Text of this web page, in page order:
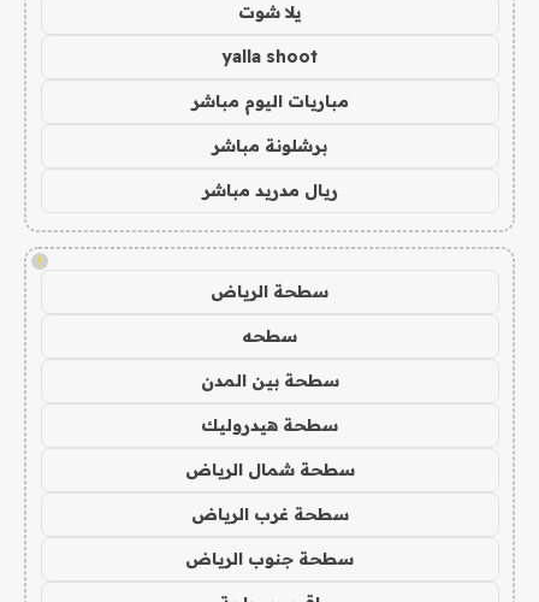
يلا شوت
yalla shoot
مباريات اليوم مباشر
برشلونة مباشر
ريال مدريد مباشر
!
سطحة الرياض
سطحه
سطحة بين المدن
سطحة هيدروليك
سطحة شمال الرياض
سطحة غرب الرياض
سطحة جنوب الرياض